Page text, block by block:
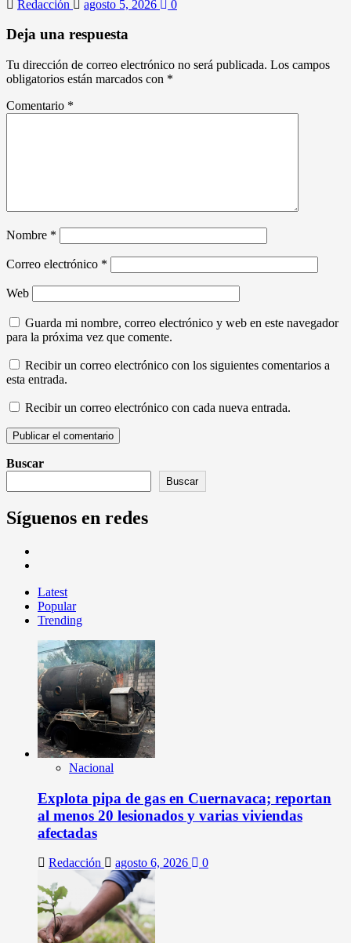
Redacción agosto 5, 2026 0
Deja una respuesta
Tu dirección de correo electrónico no será publicada. Los campos
obligatorios están marcados con *
Comentario *
Nombre *
Correo electrónico *
Web
Guarda mi nombre, correo electrónico y web en este navegador
para la próxima vez que comente.
Recibir un correo electrónico con los siguientes comentarios a
esta entrada.
Recibir un correo electrónico con cada nueva entrada.
Buscar
Buscar
Síguenos en redes
Latest
Popular
Trending
Nacional
Explota pipa de gas en Cuernavaca; reportan
al menos 20 lesionados y varias viviendas
afectadas
Redacción agosto 6, 2026 0